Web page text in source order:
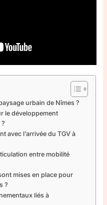
urbain de Nîmes ?
le développement
avec l’arrivée du TGV à
entre mobilité
mises en place pour
?
liés à